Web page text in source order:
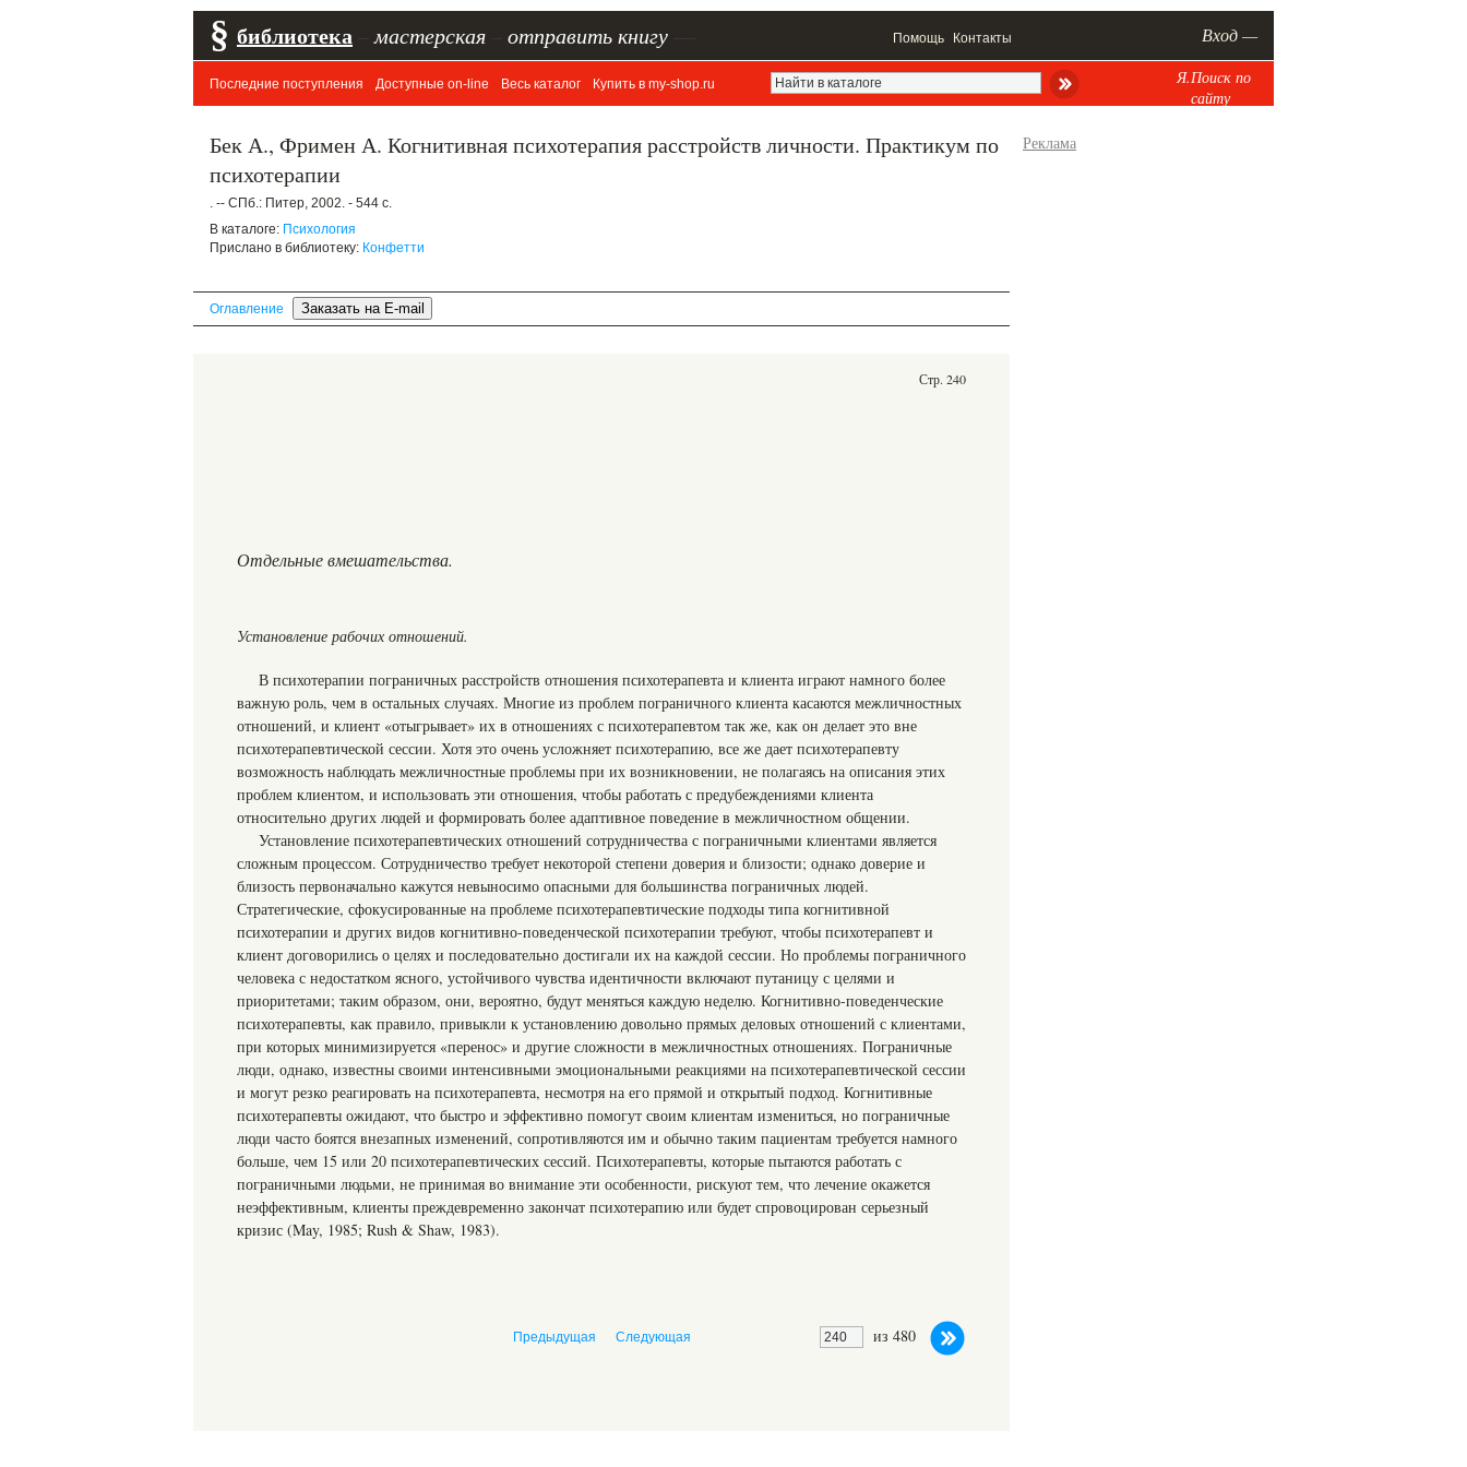
§ библиотека мастерская отправить книгу Помощь Контакты Вход —
Последние поступления Доступные on-line Весь каталог Купить в my-shop.ru
Я.Поиск по
сайту
Бек А., Фримен А. Когнитивная психотерапия расстройств личности. Практикум по
психотерапии
. -- СПб.: Питер, 2002. - 544 с.
В каталоге: Психология
Прислано в библиотеку: Конфетти
Оглавление
Стр. 240
Отдельные вмешательства.
Установление рабочих отношений.
В психотерапии пограничных расстройств отношения психотерапевта и клиента играют намного более
важную роль, чем в остальных случаях. Многие из проблем пограничного клиента касаются межличностных
отношений, и клиент «отыгрывает» их в отношениях с психотерапевтом так же, как он делает это вне
психотерапевтической сессии. Хотя это очень усложняет психотерапию, все же дает психотерапевту
возможность наблюдать межличностные проблемы при их возникновении, не полагаясь на описания этих
проблем клиентом, и использовать эти отношения, чтобы работать с предубеждениями клиента
относительно других людей и формировать более адаптивное поведение в межличностном общении.
Установление психотерапевтических отношений сотрудничества с пограничными клиентами является
сложным процессом. Сотрудничество требует некоторой степени доверия и близости; однако доверие и
близость первоначально кажутся невыносимо опасными для большинства пограничных людей.
Стратегические, сфокусированные на проблеме психотерапевтические подходы типа когнитивной
психотерапии и других видов когнитивно-поведенческой психотерапии требуют, чтобы психотерапевт и
клиент договорились о целях и последовательно достигали их на каждой сессии. Но проблемы пограничного
человека с недостатком ясного, устойчивого чувства идентичности включают путаницу с целями и
приоритетами; таким образом, они, вероятно, будут меняться каждую неделю. Когнитивно-поведенческие
психотерапевты, как правило, привыкли к установлению довольно прямых деловых отношений с клиентами,
при которых минимизируется «перенос» и другие сложности в межличностных отношениях. Пограничные
люди, однако, известны своими интенсивными эмоциональными реакциями на психотерапевтической сессии
и могут резко реагировать на психотерапевта, несмотря на его прямой и открытый подход. Когнитивные
психотерапевты ожидают, что быстро и эффективно помогут своим клиентам измениться, но пограничные
люди часто боятся внезапных изменений, сопротивляются им и обычно таким пациентам требуется намного
больше, чем 15 или 20 психотерапевтических сессий. Психотерапевты, которые пытаются работать с
пограничными людьми, не принимая во внимание эти особенности, рискуют тем, что лечение окажется
неэффективным, клиенты преждевременно закончат психотерапию или будет спровоцирован серьезный
кризис (May, 1985; Rush & Shaw, 1983).
из 480
Предыдущая Следующая
Реклама